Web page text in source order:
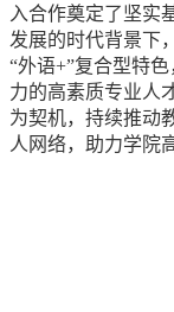
入合作奠定了坚实
发展的时代背景下
“外语+”复合型特
力的高素质专业人
为契机，持续推动
人网络，助力学院